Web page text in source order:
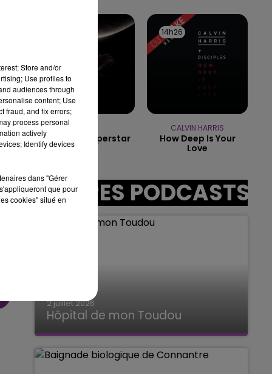
Nightshift Superstar
14h26
14h26
CALVIN HARRIS
How Deep Is Your
Love
AUTRES PODCASTS
2 juillet 2026
Hôpital de mon Toudou
Hôpital de mon Toudou
Store and/or
Use profiles to
audiences through
content; Use
fraud, and fix errors;
process personal
actively
Identify devices
dans "Gérer
que pour
cookies" situé en